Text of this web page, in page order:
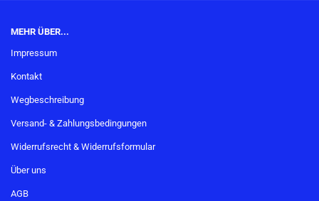
MEHR ÜBER...
Impressum
Kontakt
Wegbeschreibung
Versand- & Zahlungsbedingungen
Widerrufsrecht & Widerrufsformular
Über uns
AGB